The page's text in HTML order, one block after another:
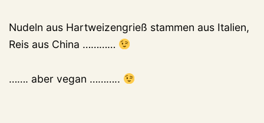
Nudeln aus Hartweizengrieß stammen aus Italien,
Reis aus China …………
……. aber vegan ………..